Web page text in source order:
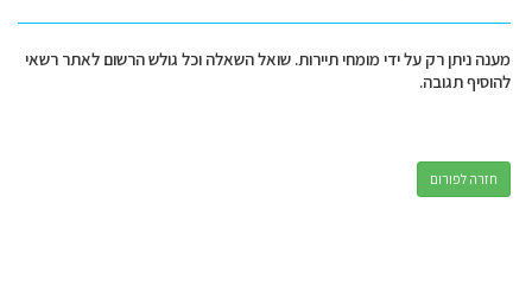
מענה ניתן רק על ידי מומחי תיירות. שואל השאלה וכל גולש הרשום לאתר רשאי
להוסיף תגובה.
חזרה לפורום